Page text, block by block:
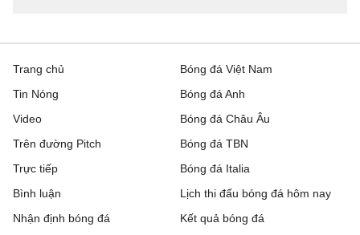
Trang chủ
Tin Nóng
Video
Trên đường Pitch
Trực tiếp
Bóng đá Việt Nam
Bóng đá Anh
Bóng đá Châu Âu
Bóng đá TBN
Bóng đá Italia
Bình luận
Nhận định bóng đá
Lịch thi đấu bóng đá hôm nay
Kết quả bóng đá